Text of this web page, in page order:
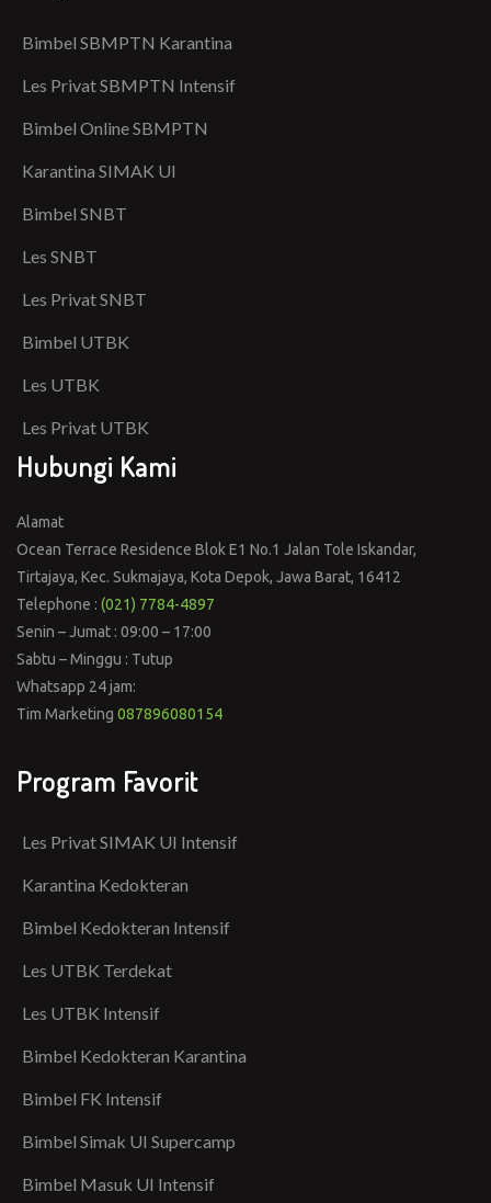
Bimbel SBMPTN Karantina
Les Privat SBMPTN Intensif
Bimbel Online SBMPTN
Karantina SIMAK UI
Bimbel SNBT
Les SNBT
Les Privat SNBT
Bimbel UTBK
Les UTBK
Les Privat UTBK
Hubungi Kami
Alamat
Ocean Terrace Residence Blok E1 No.1 Jalan Tole Iskandar,
Tirtajaya, Kec. Sukmajaya, Kota Depok, Jawa Barat, 16412
Telephone : (021) 7784-4897
Senin – Jumat : 09:00 – 17:00
Sabtu – Minggu : Tutup
Whatsapp 24 jam:
Tim Marketing 087896080154
Program Favorit
Les Privat SIMAK UI Intensif
Karantina Kedokteran
Bimbel Kedokteran Intensif
Les UTBK Terdekat
Les UTBK Intensif
Bimbel Kedokteran Karantina
Bimbel FK Intensif
Bimbel Simak UI Supercamp
Bimbel Masuk UI Intensif